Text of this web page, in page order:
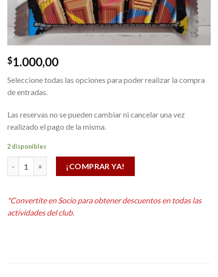
$1.000,00
Seleccione todas las opciones para poder realizar la compra
de entradas.
Las reservas no se pueden cambiar ni cancelar una vez
realizado el pago de la misma.
2 disponibles
¡COMPRAR YA!
*Convertite en Socio para obtener descuentos en todas las
actividades del club.